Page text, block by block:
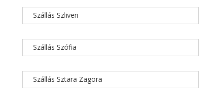
Szállás Szliven
Szállás Szófia
Szállás Sztara Zagora